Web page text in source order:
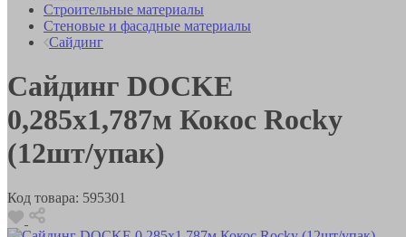
Строительные материалы
Стеновые и фасадные материалы
Сайдинг
Сайдинг DOCKE
0,285х1,787м Кокос Rocky
(12шт/упак)
Код товара: 595301